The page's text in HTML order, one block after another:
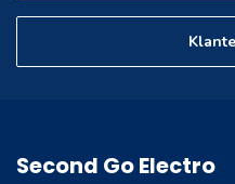
Second Go Electro